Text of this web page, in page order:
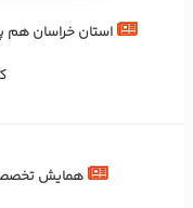
استان خراسان هم
همایش